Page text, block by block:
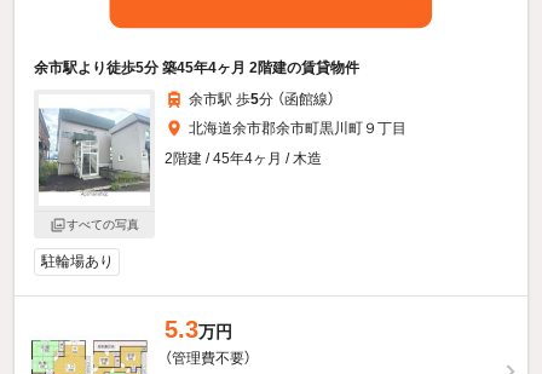
余市駅より徒歩5分 築45年4ヶ月 2階建の賃貸物件
すべての写真
余市駅 歩5分 （函館線）
北海道余市郡余市町黒川町９丁目
2階建 / 45年4ヶ月 / 木造
駐輪場あり
5.3万円
（管理費不要）